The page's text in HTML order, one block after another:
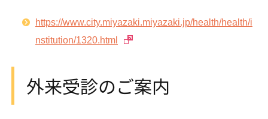
https://www.city.miyazaki.miyazaki.jp/health/health/i
nstitution/1320.html
外来受診のご案内